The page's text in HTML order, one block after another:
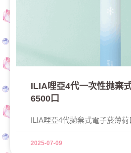
ILIA哩亞4代一次性抛棄
6500口
ILIA哩亞4代拋棄式電子菸薄
2025-07-09